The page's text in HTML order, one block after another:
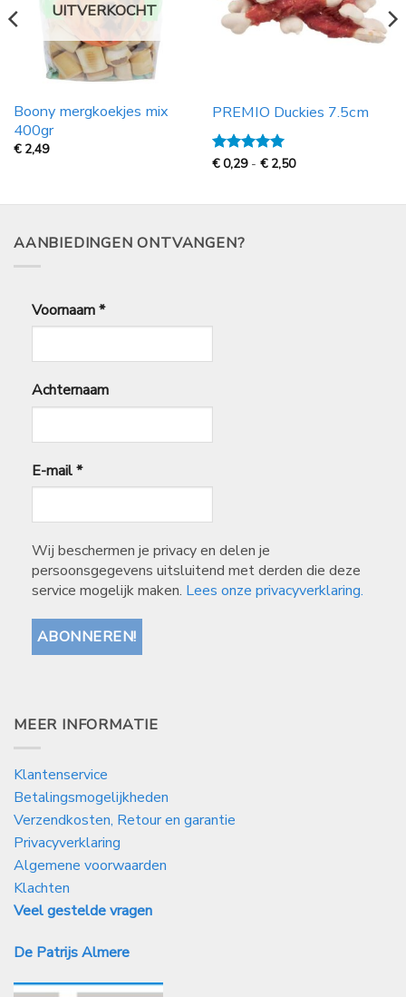
UITVERKOCHT
Boony mergkoekjes mix
400gr
€ 2,49
PREMIO Duckies 7.5cm
Gewaardeerd
€0,29 - € 2,50Prijsklasse:
€
AANBIEDINGEN ONTVANGEN?
Voornaam*
Achternaam
E-mail*
Wij beschermen je privacy en delen je
persoonsgegevens uitsluitend met derden die deze
service mogelijk maken. Lees onze privacyverklaring.
MEER INFORMATIE
Klantenservice
Betalingsmogelijkheden
Verzendkosten, Retour en garantie
Privacyverklaring
Algemene voorwaarden
Klachten
Veel gestelde vragen
De Patrijs Almere